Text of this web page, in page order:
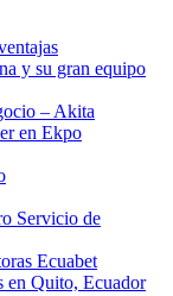
y su gran equipo
– Akita
en Ekpo
Servicio de
Ecuabet
en Quito, Ecuador